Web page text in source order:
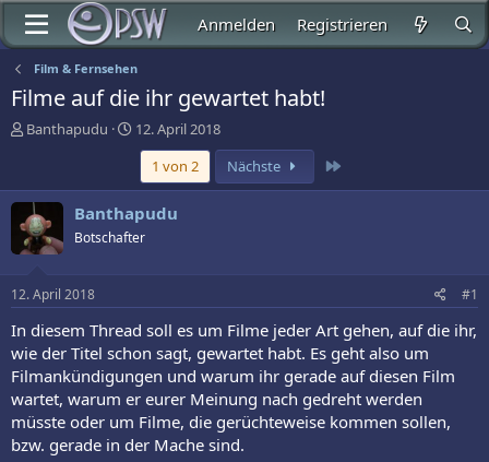
Anmelden Registrieren
Film & Fernsehen
Filme auf die ihr gewartet habt!
E
t
e
l
l
Banthapudu
E
t
e
l
l
m
12. April 2018
1 von 2
Nächste
Banthapudu
Botschafter
12. April 2018 #1
In diesem Thread soll es um Filme jeder Art gehen, auf die ihr,
wie der Titel schon sagt, gewartet habt. Es geht also um
Filmankündigungen und warum ihr gerade auf diesen Film
wartet, warum er eurer Meinung nach gedreht werden
müsste oder um Filme, die gerüchteweise kommen sollen,
bzw. gerade in der Mache sind.